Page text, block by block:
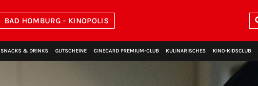
BAD HOMBURG - KINOPOLIS
SNACKS & DRINKS GUTSCHEINE CINECARD PREMIUM‑CLUB KULINARISCHES KINO‑KIDSCLUB